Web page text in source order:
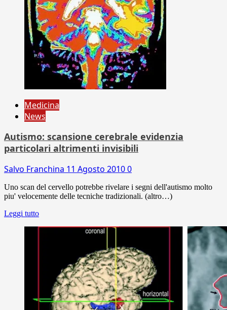
Medicina
News
Autismo: scansione cerebrale evidenzia
particolari altrimenti invisibili
Salvo Franchina 11 Agosto 20100
Uno scan del cervello potrebbe rivelare i segni dell'autismo molto
piu' velocemente delle tecniche tradizionali. (altro…)
Leggi tutto